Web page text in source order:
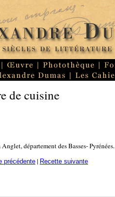
de cuisine
département des Basses- Pyrénées.
précédente | Recette suivante